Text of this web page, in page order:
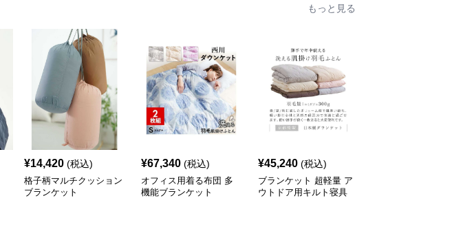
もっと見る
¥14,420 (税込)
格子柄マルチクッション
ブランケット
¥67,340 (税込)
オフィス用着る布団 多
機能ブランケット
¥45,240 (税込)
ブランケット 超軽量 ア
ウトドア用キルト寝具